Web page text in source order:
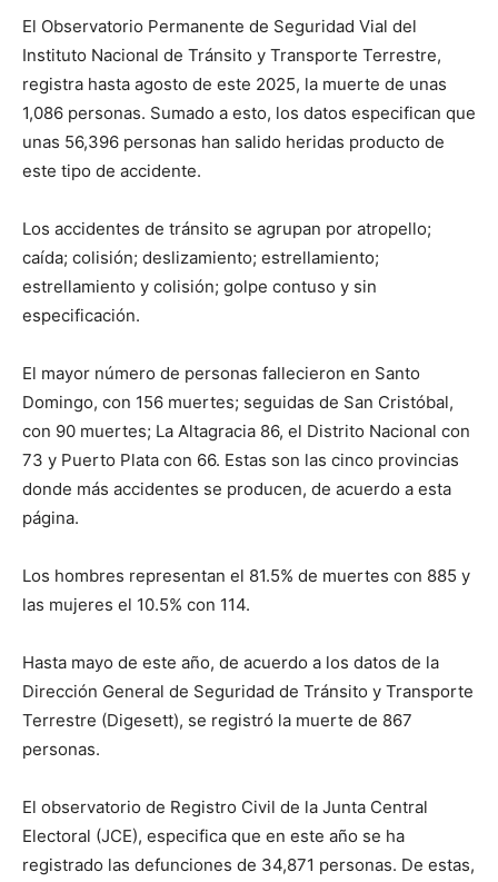
El Observatorio Permanente de Seguridad Vial del
Instituto Nacional de Tránsito y Transporte Terrestre,
registra hasta agosto de este 2025, la muerte de unas
1,086 personas. Sumado a esto, los datos especifican que
unas 56,396 personas han salido heridas producto de
este tipo de accidente.
Los accidentes de tránsito se agrupan por atropello;
caída; colisión; deslizamiento; estrellamiento;
estrellamiento y colisión; golpe contuso y sin
especificación.
El mayor número de personas fallecieron en Santo
Domingo, con 156 muertes; seguidas de San Cristóbal,
con 90 muertes; La Altagracia 86, el Distrito Nacional con
73 y Puerto Plata con 66. Estas son las cinco provincias
donde más accidentes se producen, de acuerdo a esta
página.
Los hombres representan el 81.5% de muertes con 885 y
las mujeres el 10.5% con 114.
Hasta mayo de este año, de acuerdo a los datos de la
Dirección General de Seguridad de Tránsito y Transporte
Terrestre (Digesett), se registró la muerte de 867
personas.
El observatorio de Registro Civil de la Junta Central
Electoral (JCE), especifica que en este año se ha
registrado las defunciones de 34,871 personas. De estas,